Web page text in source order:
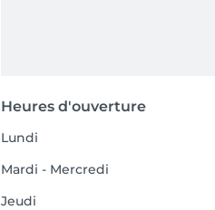
Heures d'ouverture
Lundi
Mardi - Mercredi
Jeudi